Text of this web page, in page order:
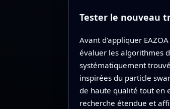
Tester le nouveau
Avant d'appliquer
évaluer les algorithmes
systématiquement
inspirées du particle
de haute qualité tout en
recherche étendue et